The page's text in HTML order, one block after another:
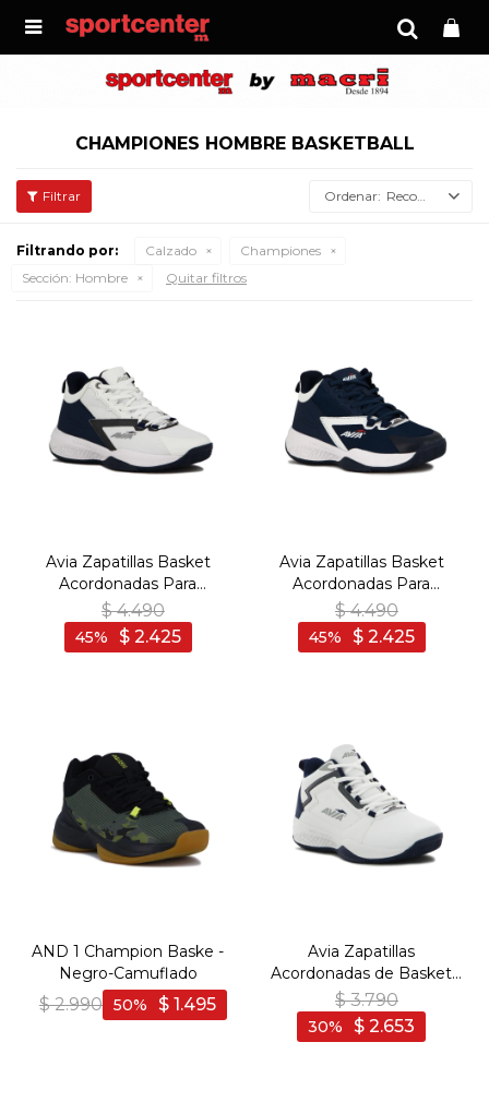

CHAMPIONES HOMBRE BASKETBALL
Recomendados
Filtrando por: Calzado
Championes
Sección: Hombre Quitar filtros
Avia Zapatillas Basket
Acordonadas Para
Hombre Acero-
White/Navy - Blanco-
Marino
$ 4.490
$ 2.425
45
Avia Zapatillas Basket
Acordonadas Para
Hombre Acero- Navy -
Marino
$ 4.490
$ 2.425
45
AND 1 Champion Baske -
Negro-Camuflado
$ 2.990 $ 1.495
50
Avia Zapatillas
Acordonadas de Basket
Para Hombre ONEUS
WHITE/ NAVY - Blanco-
Marino
$ 3.790
$ 2.653
30